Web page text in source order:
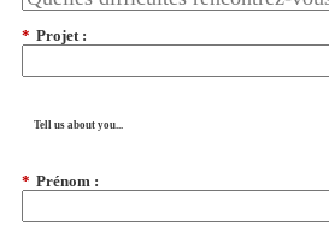
* Projet :
Tell us about you...
* Prénom :